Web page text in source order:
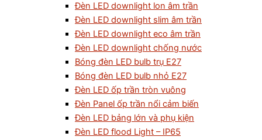
Đèn LED downlight lon âm trần
Đèn LED downlight slim âm trần
Đèn LED downlight eco âm trần
Đèn LED downlight chống nước
Bóng đèn LED bulb trụ E27
Bóng đèn LED bulb nhỏ E27
Đèn LED ốp trần tròn vuông
Đèn Panel ốp trần nổi cảm biến
Đèn LED bảng lớn và phụ kiện
Đèn LED flood Light – IP65